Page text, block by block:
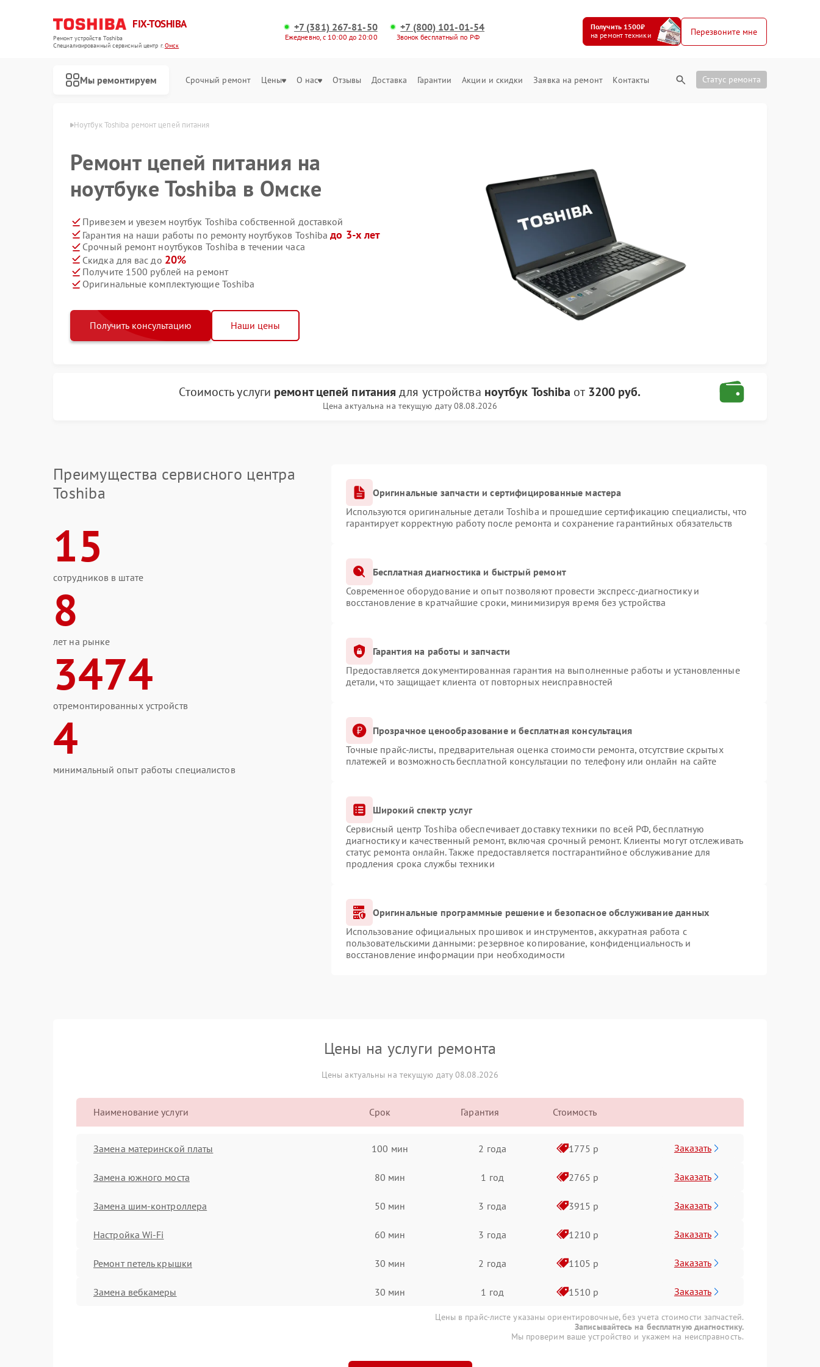
FIX-TOSHIBA
Ремонт устройств Toshiba
Специализированный cервисный центр г.Омск
+7 (381) 267-81-50
Ежедневно, с 10:00 до 20:00
+7 (800) 101-01-54
Звонок бесплатный по РФ
Получить 1500₽
на ремонт техники
Перезвоните мне
Мы ремонтируем Срочный ремонт Цены О нас Отзывы Доставка Гарантии Акции и скидки Заявка на ремонт Контакты Статус ремонта
Ноутбук Toshiba ремонт цепей питания
Ремонт цепей питания на
ноутбуке Toshiba в Омске
Привезем и увезем ноутбук Toshiba собственной доставкой
Гарантия на наши работы по ремонту ноутбуков Toshibaдо 3-х лет
Срочный ремонт ноутбуков Toshiba в течении часа
Скидка для вас до 20%
Получите 1500 рублей на ремонт
Оригинальные комплектующие Toshiba
Получить консультацию Наши цены
Стоимость услуги ремонт цепей питания для устройства ноутбук Toshiba от 3200 руб.
Цена актуальна на текущую дату 08.08.2026
Преимущества сервисного центра
Toshiba
15
сотрудников в штате
8
лет на рынке
3474
отремонтированных устройств
4
минимальный опыт работы специалистов
Оригинальные запчасти и сертифицированные мастера
Используются оригинальные детали Toshiba и прошедшие сертификацию специалисты, что
гарантирует корректную работу после ремонта и сохранение гарантийных обязательств
Бесплатная диагностика и быстрый ремонт
Современное оборудование и опыт позволяют провести экспресс-диагностику и
восстановление в кратчайшие сроки, минимизируя время без устройства
Гарантия на работы и запчасти
Предоставляется документированная гарантия на выполненные работы и установленные
детали, что защищает клиента от повторных неисправностей
Прозрачное ценообразование и бесплатная консультация
Точные прайс-листы, предварительная оценка стоимости ремонта, отсутствие скрытых
платежей и возможность бесплатной консультации по телефону или онлайн на сайте
Широкий спектр услуг
Сервисный центр Toshiba обеспечивает доставку техники по всей РФ, бесплатную
диагностику и качественный ремонт, включая срочный ремонт. Клиенты могут отслеживать
статус ремонта онлайн. Также предоставляется постгарантийное обслуживание для
продления срока службы техники
Оригинальные программные решение и безопасное обслуживание данных
Использование официальных прошивок и инструментов, аккуратная работа с
пользовательскими данными: резервное копирование, конфиденциальность и
восстановление информации при необходимости
Цены на услуги ремонта
Цены актуальны на текущую дату 08.08.2026
Наименование услуги Срок Гарантия Стоимость
Замена материнской платы 100 мин 2 года 1775 р Заказать
Замена южного моста 80 мин 1 год 2765 р Заказать
Замена шим-контроллера 50 мин 3 года 3915 р Заказать
Настройка Wi-Fi 60 мин 3 года 1210 р Заказать
Ремонт петель крышки 30 мин 2 года 1105 р Заказать
Замена вебкамеры 30 мин 1 год 1510 р Заказать
Цены в прайс-листе указаны ориентировочные, без учета стоимости запчастей.
Записывайтесь на бесплатную диагностику.
Мы проверим ваше устройство и укажем на неисправность.